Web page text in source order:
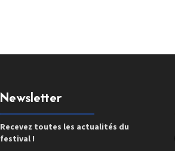
Newsletter
Recevez toutes les actualités du
festival !